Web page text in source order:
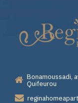
—
Bonamoussadi,
Quifeurou